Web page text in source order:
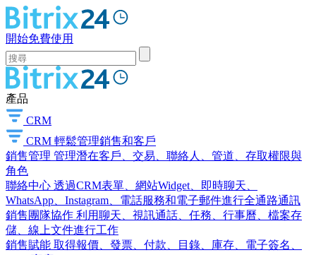
開始免費使用
產品
CRM
CRM 輕鬆管理銷售和客戶
銷售管理 管理潛在客戶、交易、聯絡人、管道、存取權限與
角色
聯絡中心 透過CRM表單、網站Widget、即時聊天、
WhatsApp、Instagram、電話服務和電子郵件進行全通路通訊
銷售團隊協作 利用聊天、視訊通話、任務、行事曆、檔案存
儲、線上文件進行工作
銷售賦能 取得報價、發票、付款、目錄、庫存、電子簽名、